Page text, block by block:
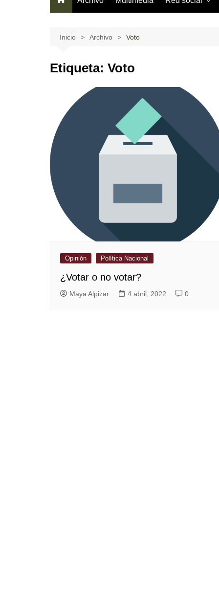
Inicio Archivo Voto
Etiqueta: Voto
Opinión Política Nacional
¿Votar o no votar?
Maya Alpizar 4 abril, 2022 0